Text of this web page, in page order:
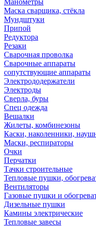
Манометры
Маска сварщика, стёкла
Мундштуки
Припой
Редуктора
Резаки
Сварочная проволка
Сварочные аппараты
сопутствующие аппараты
Электрододержатели
Электроды
Сверла, буры
Спец одежда
Вешалки
Жилеты, комбинезоны
Каски, наколенники,
Маски, респираторы
Очки
Перчатки
Тачки строительные
Тепловые пушки,
Вентиляторы
Газовые пушки и
Дизельные пушки
Камины электрические
Тепловые завесы